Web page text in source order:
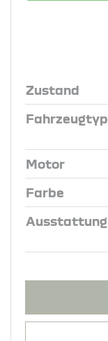
Zustand
Fahrzeugtyp
Motor
Farbe
Ausstattung